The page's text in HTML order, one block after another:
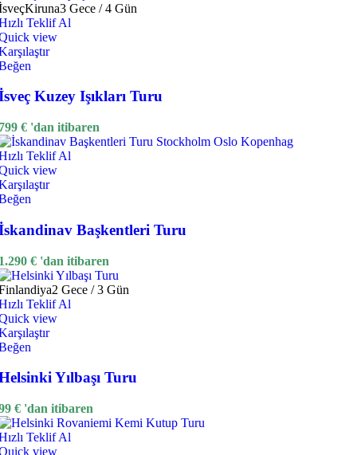
Kiruna3 Gece / 4 Gün
Teklif Al
view
Kuzey Işıkları Turu
€ 'dan itibaren
Teklif Al
view
Başkentleri Turu
€ 'dan itibaren
2 Gece / 3 Gün
Teklif Al
view
Yılbaşı Turu
€ 'dan itibaren
Teklif Al
view